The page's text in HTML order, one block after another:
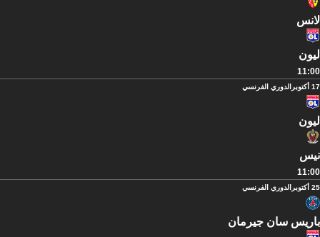
لانس
ليون
11:00
17 أكتوبر الدوري الفرنسي
ليون
نيس
11:00
25 أكتوبر الدوري الفرنسي
باريس سان جيرمان